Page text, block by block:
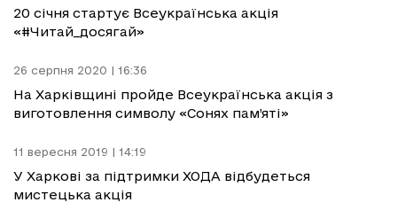
20 січня стартує Всеукраїнська акція
«#Читай_досягай»
26 серпня 2020 | 16:36
На Харківщині пройде Всеукраїнська акція з
виготовлення символу «Сонях пам’яті»
11 вересня 2019 | 14:19
У Харкові за підтримки ХОДА відбудеться
мистецька акція